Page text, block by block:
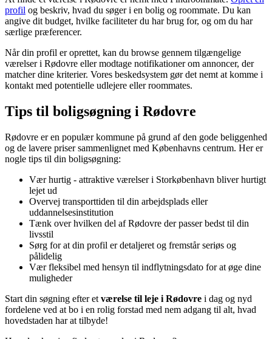
profil og beskriv, hvad du søger i en bolig og roommate. Du kan
angive dit budget, hvilke faciliteter du har brug for, og om du har
særlige præferencer.
Når din profil er oprettet, kan du browse gennem tilgængelige
værelser i Rødovre eller modtage notifikationer om annoncer, der
matcher dine kriterier. Vores beskedsystem gør det nemt at komme i
kontakt med potentielle udlejere eller roommates.
Tips til boligsøgning i Rødovre
Rødovre er en populær kommune på grund af den gode beliggenhed
og de lavere priser sammenlignet med Københavns centrum. Her er
nogle tips til din boligsøgning:
Vær hurtig - attraktive værelser i Storkøbenhavn bliver hurtigt
lejet ud
Overvej transporttiden til din arbejdsplads eller
uddannelsesinstitution
Tænk over hvilken del af Rødovre der passer bedst til din
livsstil
Sørg for at din profil er detaljeret og fremstår seriøs og
pålidelig
Vær fleksibel med hensyn til indflytningsdato for at øge dine
muligheder
Start din søgning efter et værelse til leje i Rødovre i dag og nyd
fordelene ved at bo i en rolig forstad med nem adgang til alt, hvad
hovedstaden har at tilbyde!